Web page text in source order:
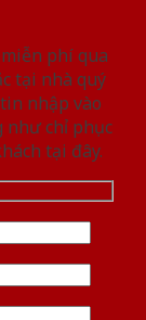
phí qua
tại nhà quý
nhập vào
như chỉ phục
tại đây.